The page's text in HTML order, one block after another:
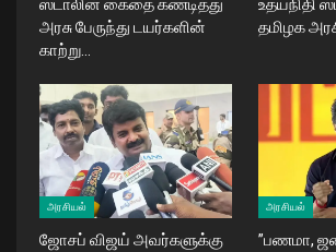
ஸ்டாலின் கைதை கண்டித்து
அரசு பேருந்து டயர்களின்
காற்று…
உதயநிதி
தமிழக
அரசியல்
ஜோசப் விஜய் அவர்களுக்கு
அரசியல்
​”பணமா,